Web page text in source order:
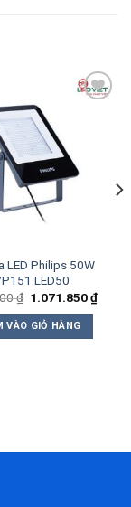
wishlist
LED Philips 50W
LED50
₫ Giá
là:
1.649.000 ₫.
1.071.850₫Giá
VÀO GIỎ HÀNG